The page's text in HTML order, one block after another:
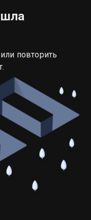
повторить